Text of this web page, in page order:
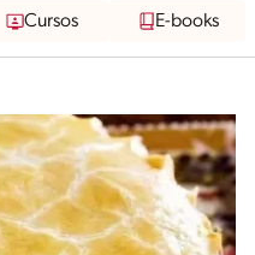
Cursos E-books